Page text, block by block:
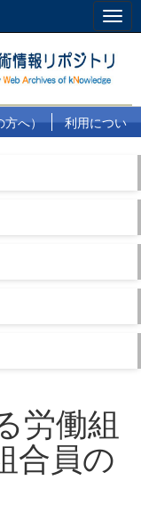
方へ）
利用につい
労働組
合員の